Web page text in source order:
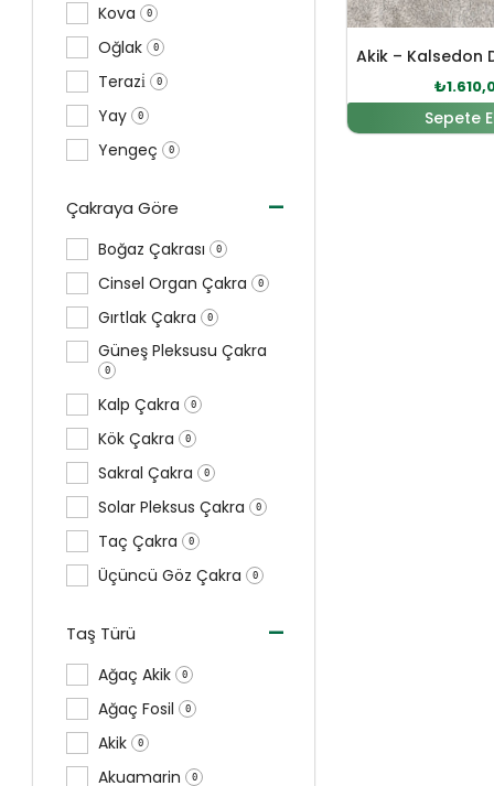
Kova 0
Oğlak 0
Terazi̇ 0
Yay 0
Yengeç 0
Çakraya Göre -
Boğaz Çakrası 0
Cinsel Organ Çakra 0
Gırtlak Çakra 0
Güneş Pleksusu Çakra
0
Kalp Çakra 0
Kök Çakra 0
Sakral Çakra 0
Solar Pleksus Çakra 0
Taç Çakra 0
Üçüncü Göz Çakra 0
Taş Türü -
Ağaç Akik 0
Ağaç Fosil 0
Akik 0
Akuamarin 0
₺
Sepete